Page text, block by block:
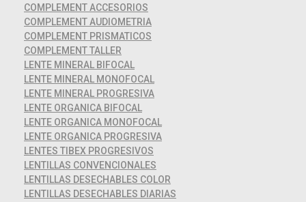
COMPLEMENT ACCESORIOS
COMPLEMENT AUDIOMETRIA
COMPLEMENT PRISMATICOS
COMPLEMENT TALLER
LENTE MINERAL BIFOCAL
LENTE MINERAL MONOFOCAL
LENTE MINERAL PROGRESIVA
LENTE ORGANICA BIFOCAL
LENTE ORGANICA MONOFOCAL
LENTE ORGANICA PROGRESIVA
LENTES TIBEX PROGRESIVOS
LENTILLAS CONVENCIONALES
LENTILLAS DESECHABLES COLOR
LENTILLAS DESECHABLES DIARIAS